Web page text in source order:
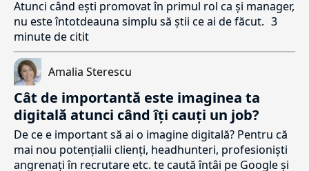
Atunci când ești promovat în primul rol ca și manager,
nu este întotdeauna simplu să știi ce ai de făcut. 3
minute de citit
Amalia Sterescu
Cât de importantă este imaginea ta
digitală atunci când îți cauți un job?
De ce e important să ai o imagine digitală? Pentru că
mai nou potențialii clienți, headhunteri, profesioniști
angrenați în recrutare etc. te caută întâi pe Google și